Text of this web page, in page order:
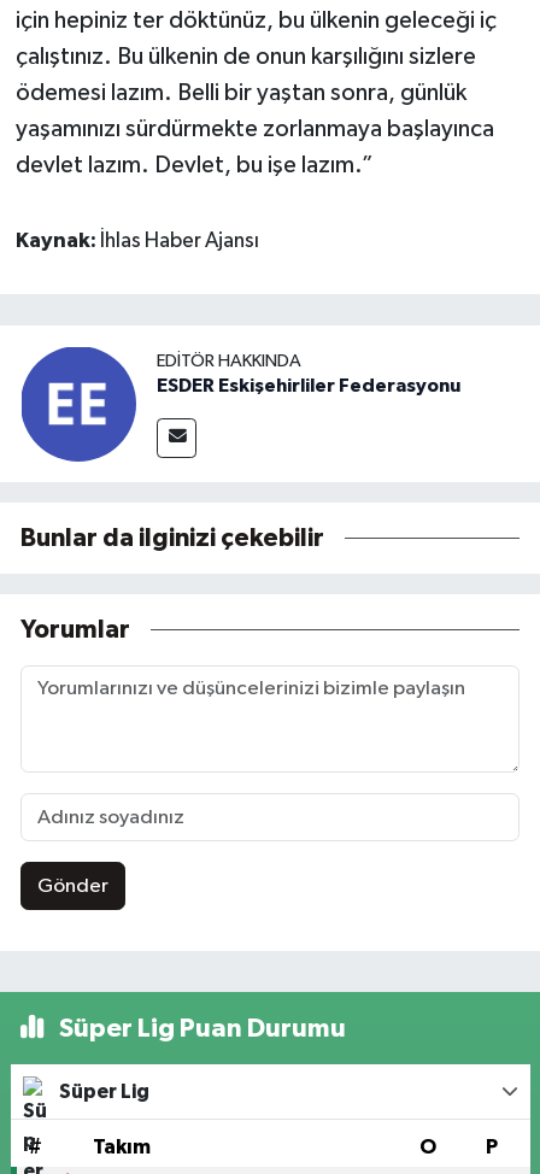
için hepiniz ter döktünüz, bu ülkenin geleceği iç
çalıştınız. Bu ülkenin de onun karşılığını sizlere
ödemesi lazım. Belli bir yaştan sonra, günlük
yaşamınızı sürdürmekte zorlanmaya başlayınca
devlet lazım. Devlet, bu işe lazım.”
Kaynak: İhlas Haber Ajansı
EDITÖR HAKKINDA
ESDER Eskişehirliler Federasyonu
Bunlar da ilginizi çekebilir
Yorumlar
Gönder
Süper Lig Puan Durumu
Süper Lig
# Takım O P